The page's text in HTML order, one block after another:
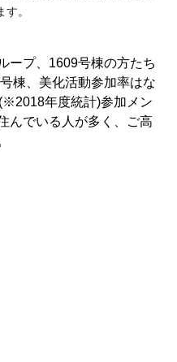
す。
ープ、1609号棟の方たち
棟、美化活動参加率はな
年度統計)参加メン
んでいる人が多く、ご高